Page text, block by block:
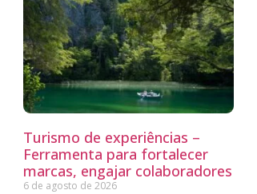
Turismo de experiências –
Ferramenta para fortalecer
marcas, engajar colaboradores
6 de agosto de 2026